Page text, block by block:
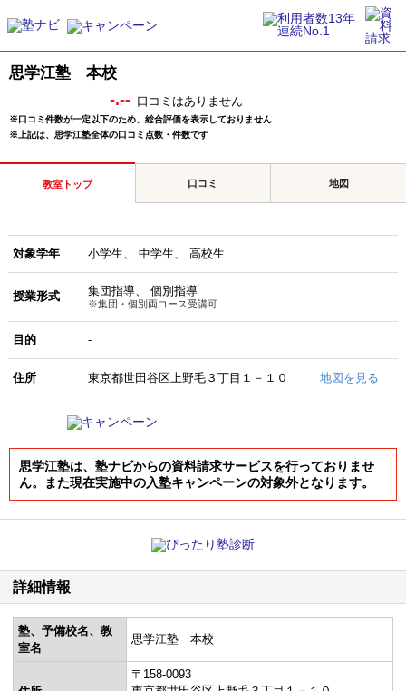
思学江塾 本校
-.-- 口コミはありません
※口コミ件数が一定以下のため、総合評価を表示しておりません
※上記は、思学江塾全体の口コミ点数・件数です
教室トップ 口コミ 地図
対象学年 小学生 中学生 高校生
授業形式 集団指導 個別指導
※集団・個別両コース受講可
目的 -
住所 東京都世田谷区上野毛３丁目１－１０ 地図を見る
思学江塾は、塾ナビからの資料請求サービスを行っておりませ
ん。また現在実施中の入塾キャンペーンの対象外となります。
詳細情報
塾、予備校名、教
室名
思学江塾 本校
〒158-0093